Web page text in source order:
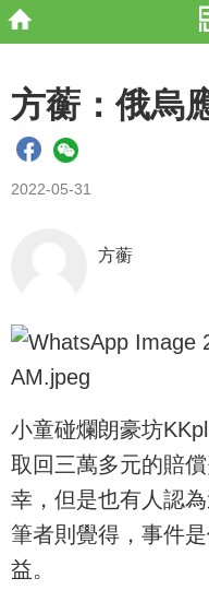
方蘅：俄烏
2022-05-31
方蘅
小童碰爛朗豪坊
取回三萬多元的賠
幸，但是也有人認
筆者則覺得，事件
益。